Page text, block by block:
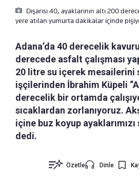
Dışarısı 40, ayaklarının altı 200
yere atılan yumurta dakikalar içinde
Adana’da 40 derecelik
derecede asfalt çalışması
20 litre su içerek mesailerini
işçilerinden İbrahim Küpeli
derecelik bir ortamda
sıcaklardan zorlanıyoruz.
içine buz koyup
dedi.
Özetle Dinle